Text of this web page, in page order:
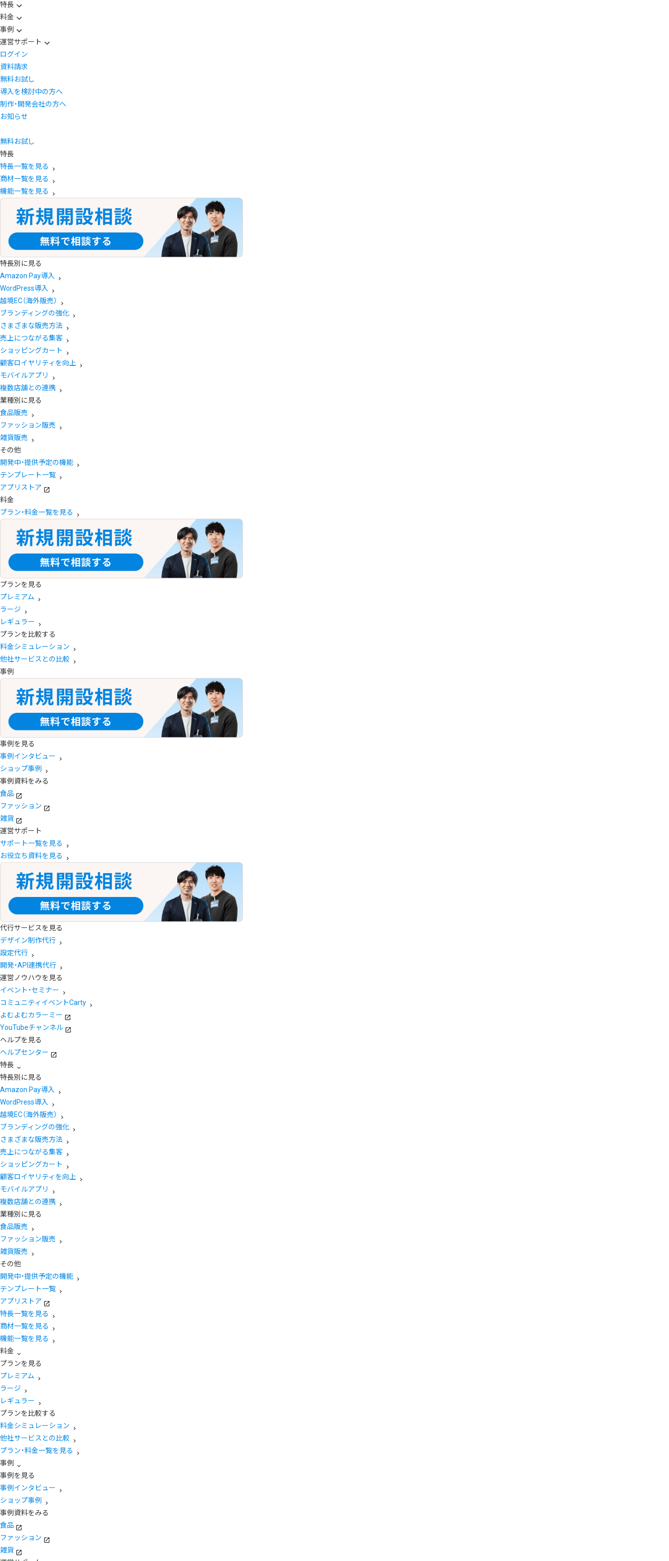
特長
料金
事例
運営サポート
ログイン
資料請求
無料お試し
導入を検討中の方へ
制作・開発会社の方へ
お知らせ
無料お試し
特長
特長一覧を見る
商材一覧を見る
機能一覧を見る
特長別に見る
Amazon Pay導入
WordPress導入
越境EC（海外販売）
ブランディングの強化
さまざまな販売方法
売上につながる集客
ショッピングカート
顧客ロイヤリティを向上
モバイルアプリ
複数店舗との連携
業種別に見る
食品販売
ファッション販売
雑貨販売
その他
開発中・提供予定の機能
テンプレート一覧
アプリストア
料金
プラン・料金一覧を見る
プランを見る
プレミアム
ラージ
レギュラー
プランを比較する
料金シミュレーション
他社サービスとの比較
事例
事例を見る
事例インタビュー
ショップ事例
事例資料をみる
食品
ファッション
雑貨
運営サポート
サポート一覧を見る
お役立ち資料を見る
代行サービスを見る
デザイン制作代行
設定代行
開発・API連携代行
運営ノウハウを見る
イベント・セミナー
コミュニティイベントCarty
よむよむカラーミー
YouTubeチャンネル
ヘルプを見る
ヘルプセンター
特長
特長別に見る
Amazon Pay導入
WordPress導入
越境EC（海外販売）
ブランディングの強化
さまざまな販売方法
売上につながる集客
ショッピングカート
顧客ロイヤリティを向上
モバイルアプリ
複数店舗との連携
業種別に見る
食品販売
ファッション販売
雑貨販売
その他
開発中・提供予定の機能
テンプレート一覧
アプリストア
特長一覧を見る
商材一覧を見る
機能一覧を見る
料金
プランを見る
プレミアム
ラージ
レギュラー
プランを比較する
料金シミュレーション
他社サービスとの比較
プラン・料金一覧を見る
事例
事例を見る
事例インタビュー
ショップ事例
事例資料をみる
食品
ファッション
雑貨